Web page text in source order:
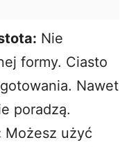
Nie
formy. Ciasto
Nawet
poradzą.
Możesz użyć